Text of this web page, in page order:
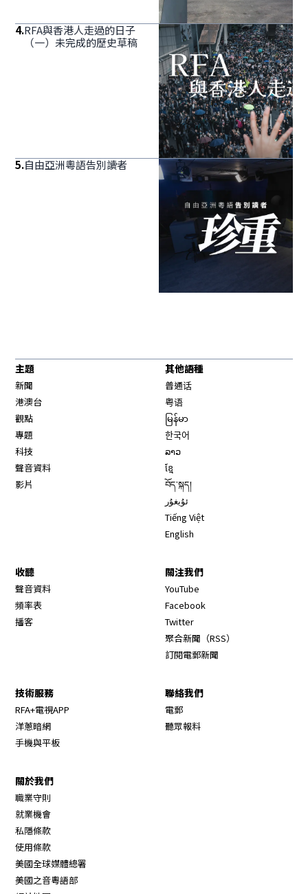
4.RFA與香港人走過的日子
（一）未完成的歷史草稿
5.自由亞洲粵語告別讀者
主題
新聞
港澳台
觀點
專題
科技
聲音資料
影片
其他語種
普通话
粤语
မြန်မာ
한국어
ລາວ
ខ្មែ
བོད་སྐད།
ئۇيغۇر
Tiếng Việt
English
收聽
聲音資料
頻率表
播客
關注我們
YouTube
Facebook
Twitter
聚合新聞（RSS）
訂閱電郵新聞
技術服務
RFA+電視APP
洋蔥暗網
手機與平板
聯絡我們
電郵
聽眾報料
關於我們
職業守則
就業機會
私隱條款
使用條款
美國全球媒體總署
美國之音粵語部